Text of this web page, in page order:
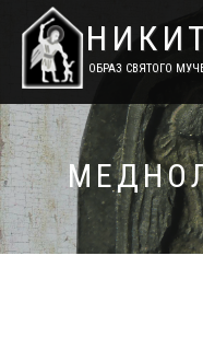
ОБРАЗ СВЯТОГО